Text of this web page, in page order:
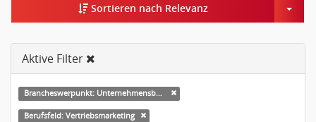
Sortieren nach Relevanz
Aktive Filter
Brancheswerpunkt: Unternehmensberatung
Berufsfeld: Vertriebsmarketing